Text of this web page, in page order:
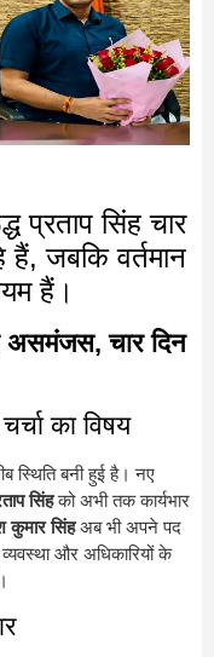
प्रताप सिंह चार
हैं, जबकि वर्तमान
हैं।
असमंजस, चार दिन
का विषय
स्थिति बनी हुई है। नए
सिंहको अभी तक कार्यभार
कुमार सिंहअब भी अपने पद
और अधिकारियों के